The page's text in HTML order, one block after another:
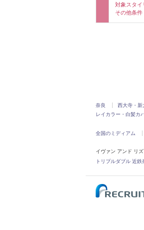
対象スタイ
その他条件
奈良 西大寺・新
レイカラー・白髪カ
全国のミディアム
イヴァン アンド リ
トリプルダブル 近